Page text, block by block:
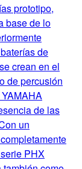
prototipo,
base de lo
de
crean en el
de percusión
de las
un
PHX